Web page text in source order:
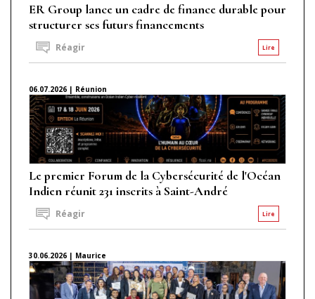
ER Group lance un cadre de finance durable pour
structurer ses futurs financements
Lire
Réagir
06.07.2026 | Réunion
Le premier Forum de la Cybersécurité de l'Océan
Indien réunit 231 inscrits à Saint-André
Lire
Réagir
30.06.2026 | Maurice